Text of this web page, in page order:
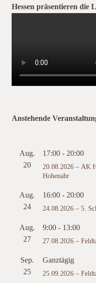
Hessen präsentieren
Anstehende
Aug.
20
17:00-20:00
20.08.2026 – AK
Hohenahr
Aug.
24
16:00-20:00
24.08.2026 – 5.
Aug.
27
9:00- 13:00
27.08.2026 –
Sep.
25
Ganztägig
25.09.2026 –